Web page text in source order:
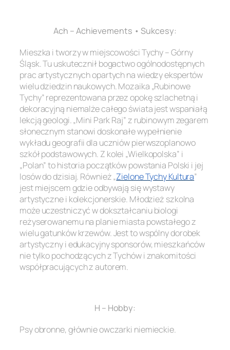
Ach – Achievements • Sukcesy:
Mieszka i tworzy w miejscowości Tychy – Górny
Śląsk. Tu uskutecznił bogactwo ogólnodostępnych
prac artystycznych opartych na wiedzy ekspertów
wielu dziedzin naukowych. Mozaika „Rubinowe
Tychy” reprezentowana przez opokę szlachetną i
dekoracyjną niemalże całego świata jest wspaniałą
lekcją geologi. „Mini Park Raj” z rubinowym zegarem
słonecznym stanowi doskonałe wypełnienie
wykładu geografii dla uczniów pierwszoplanowo
szkół podstawowych. Z kolei „Wielkopolska” i
„Polan” to historia początków powstania Polski i jej
losów do dzisiaj. Również „Zielone Tychy Kultura”
jest miejscem gdzie odbywają się wystawy
artystyczne i kolekcjonerskie. Młodzież szkolna
może uczestniczyć w dokształcaniu biologi
reżyserowanemu na planie miasta powstałego z
wielu gatunków krzewów. Jest to wspólny dorobek
artystyczny i edukacyjny sponsorów, mieszkańców
nie tylko pochodzących z Tychów i znakomitości
współpracujących z autorem.
H – Hobby:
Psy obronne, głównie owczarki niemieckie.